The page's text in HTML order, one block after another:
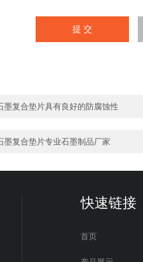
墨复合垫片具有良好的防腐蚀性
墨复合垫片专业石墨制品厂家
快速链接
首页